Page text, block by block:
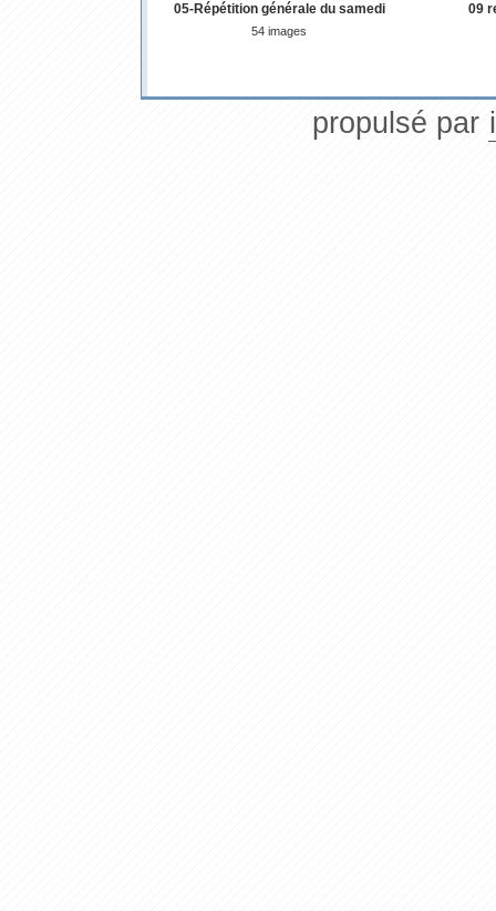
05-Répétition générale du samedi
54 images
09
propulsé par